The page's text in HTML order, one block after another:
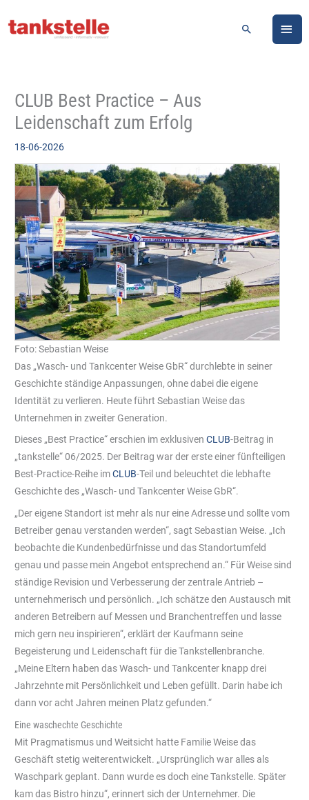
Inhalt
Suchen
CLUB Best Practice – Aus
Leidenschaft zum Erfolg
18-06-2026
Foto: Sebastian Weise
Das „Wasch- und Tankcenter Weise GbR“ durchlebte in seiner
Geschichte ständige Anpassungen, ohne dabei die eigene
Identität zu verlieren. Heute führt Sebastian Weise das
Unternehmen in zweiter Generation.
Dieses „Best Practice“ erschien im exklusivenCLUB-Beitrag in
„tankstelle“ 06/2025. Der Beitrag war der erste einer fünfteiligen
Best-Practice-Reihe imCLUB-Teil und beleuchtet die lebhafte
Geschichte des „Wasch- und Tankcenter Weise GbR“.
„Der eigene Standort ist mehr als nur eine Adresse und sollte vom
Betreiber genau verstanden werden“, sagt Sebastian Weise. „Ich
beobachte die Kundenbedürfnisse und das Standortumfeld
genau und passe mein Angebot entsprechend an.“ Für Weise sind
ständige Revision und Verbesserung der zentrale Antrieb –
unternehmerisch und persönlich. „Ich schätze den Austausch mit
anderen Betreibern auf Messen und Branchentreffen und lasse
mich gern neu inspirieren“, erklärt der Kaufmann seine
Begeisterung und Leidenschaft für die Tankstellenbranche.
„Meine Eltern haben das Wasch- und Tankcenter knapp drei
Jahrzehnte mit Persönlichkeit und Leben gefüllt. Darin habe ich
dann vor acht Jahren meinen Platz gefunden.“
Eine waschechte Geschichte
Mit Pragmatismus und Weitsicht hatte Familie Weise das
Geschäft stetig weiterentwickelt. „Ursprünglich war alles als
Waschpark geplant. Dann wurde es doch eine Tankstelle. Später
kam das Bistro hinzu“, erinnert sich der Unternehmer. Die